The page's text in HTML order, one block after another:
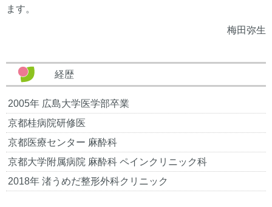
ます。
梅田弥生
経歴
2005年 広島大学医学部卒業
京都桂病院研修医
京都医療センター 麻酔科
京都大学附属病院 麻酔科 ペインクリニック科
2018年 渚うめだ整形外科クリニック